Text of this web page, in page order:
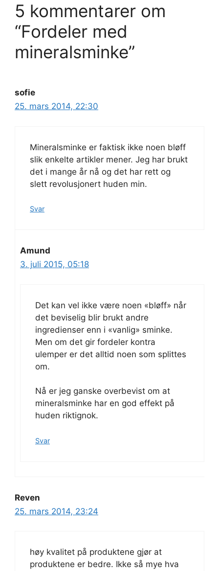
5 kommentarer om
“Fordeler med
mineralsminke”
sofie
25. mars 2014, 22:30
Mineralsminke er faktisk ikke noen bløff
slik enkelte artikler mener. Jeg har brukt
det i mange år nå og det har rett og
slett revolusjonert huden min.
Svar
Amund
3. juli 2015, 05:18
Det kan vel ikke være noen «bløff» når
det beviselig blir brukt andre
ingredienser enn i «vanlig» sminke.
Men om det gir fordeler kontra
ulemper er det alltid noen som splittes
om.
Nå er jeg ganske overbevist om at
mineralsminke har en god effekt på
huden riktignok.
Svar
Reven
25. mars 2014, 23:24
høy kvalitet på produktene gjør at
produktene er bedre. Ikke så mye hva